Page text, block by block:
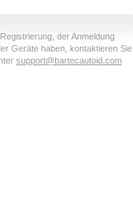
der Anmeldung
Geräte haben, kontaktieren Sie
support@bartecautoid.com